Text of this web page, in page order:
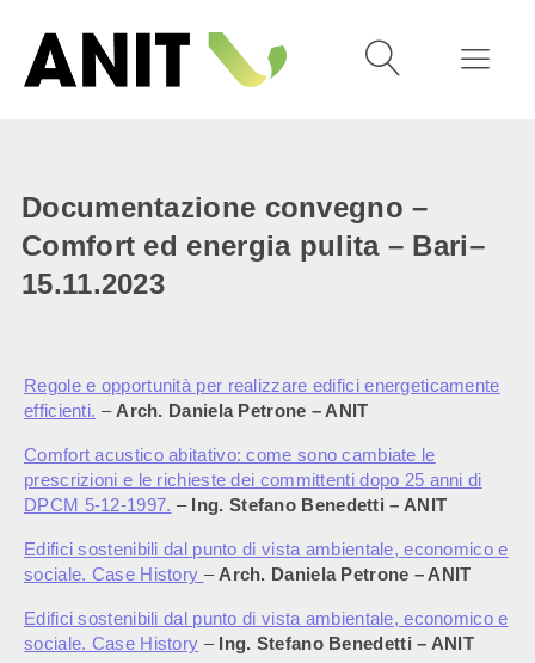
Documentazione convegno –
Comfort ed energia pulita – Bari–
15.11.2023
Regole e opportunità per realizzare edifici energeticamente
efficienti. – Arch. Daniela Petrone – ANIT
Comfort acustico abitativo: come sono cambiate le
prescrizioni e le richieste dei committenti dopo 25 anni di
DPCM 5-12-1997. – Ing. Stefano Benedetti – ANIT
Edifici sostenibili dal punto di vista ambientale, economico e
sociale. Case History – Arch. Daniela Petrone – ANIT
Edifici sostenibili dal punto di vista ambientale, economico e
sociale. Case History – Ing. Stefano Benedetti – ANIT